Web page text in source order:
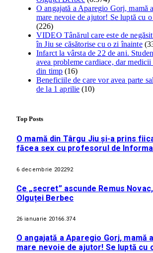
O angajată a Aparegio Gorj, mamă
mare nevoie de ajutor! Se luptă cu
(226)
VIDEO Tânărul care este de
în Jiu se căsătorise cu o zi înainte
Infarct la vârsta de 22 de ani.
avea probleme cardiace, dar
din timp (16)
Beneficiile de care vor avea parte
de la 1 aprilie (10)
Top Posts
O mamă din Târgu Jiu și-a prins
făcea sex cu profesorul de
6 decembrie 202292
Ce „secret” ascunde Remus
Olguței Berbec
26 ianuarie 20166.374
O angajată a Aparegio Gorj, mamă
mare nevoie de ajutor! Se luptă cu